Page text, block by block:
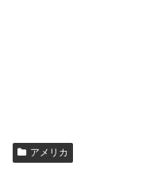
アメリカ